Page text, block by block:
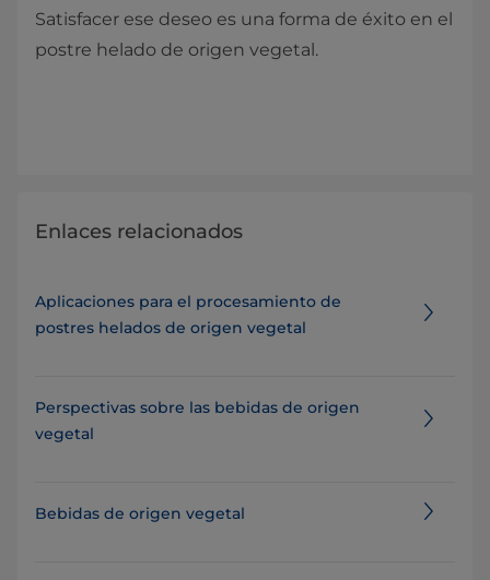
Satisfacer ese deseo es una forma de éxito en el
postre helado de origen vegetal.
Enlaces relacionados
Aplicaciones para el procesamiento de
postres helados de origen vegetal
Perspectivas sobre las bebidas de origen
vegetal
Bebidas de origen vegetal